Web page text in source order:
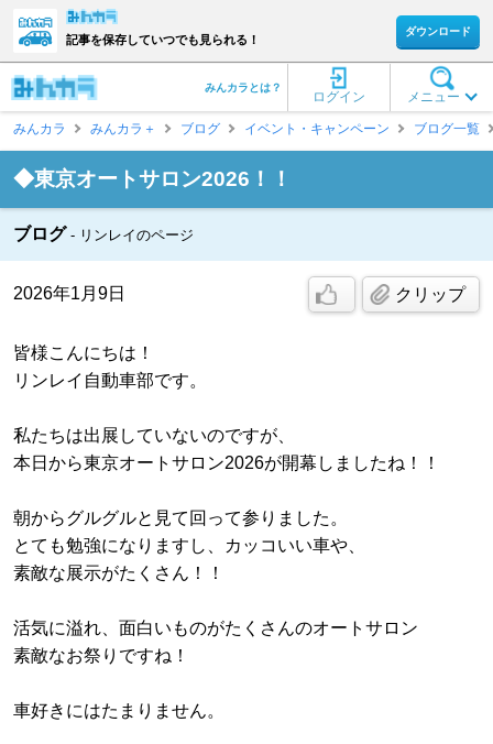
記事を保存していつでも見られる！
ダウンロード
メニュー
ログイン
みんカラとは？
みんカラ みんカラ＋ ブログ イベント・キャンペーン ブログ一覧
◆東京オートサロン2026！！
ブログ リンレイのページ
2026年1月9日 クリップ
皆様こんにちは！
リンレイ自動車部です。
私たちは出展していないのですが、
本日から東京オートサロン2026が開幕しましたね！！
朝からグルグルと見て回って参りました。
とても勉強になりますし、カッコいい車や、
素敵な展示がたくさん！！
活気に溢れ、面白いものがたくさんのオートサロン
素敵なお祭りですね！
車好きにはたまりません。